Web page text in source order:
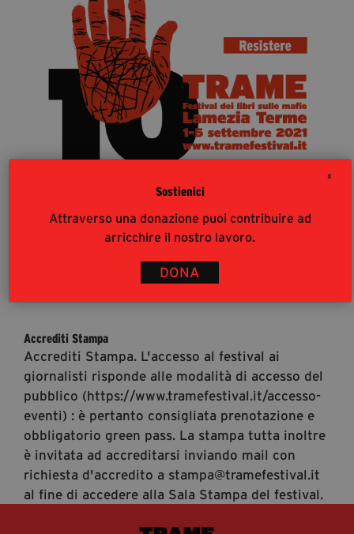
X
Sostienici
Attraverso una donazione puoi contribuire ad
arricchire il nostro lavoro.
DONA
segreteria@tramefestival.it
info@tramefestival.it
+39 346 954 4078
Accrediti Stampa
Accrediti Stampa. L'accesso al festival ai
giornalisti risponde alle modalità di accesso del
pubblico (https://www.tramefestival.it/accesso-
eventi) : è pertanto consigliata prenotazione e
obbligatorio green pass. La stampa tutta inoltre
è invitata ad accreditarsi inviando mail con
richiesta d'accredito a stampa@tramefestival.it
al fine di accedere alla Sala Stampa del festival.